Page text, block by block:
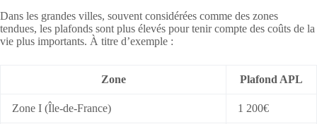
Dans les grandes villes, souvent considérées comme des zones
tendues, les plafonds sont plus élevés pour tenir compte des coûts de la
vie plus importants. À titre d’exemple :
Zone Plafond APL
Zone I (Île-de-France) 1 200€